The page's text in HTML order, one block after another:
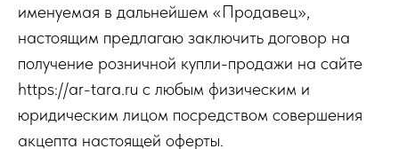
именуемая в дальнейшем «Продавец»,
настоящим предлагаю заключить договор на
получение розничной купли-продажи на сайте
https://ar-tara.ru с любым физическим и
юридическим лицом посредством совершения
акцепта настоящей оферты.